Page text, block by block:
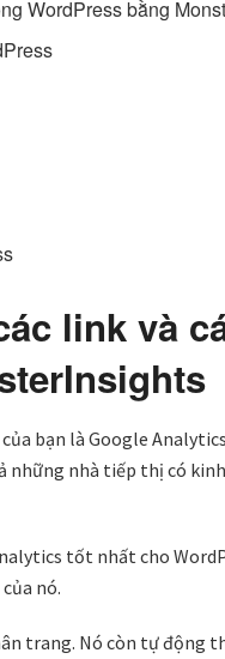
WordPress bằng
link và
bạn là Google
những nhà tiếp thị có
tốt nhất cho
nó.
trang. Nó còn tự động